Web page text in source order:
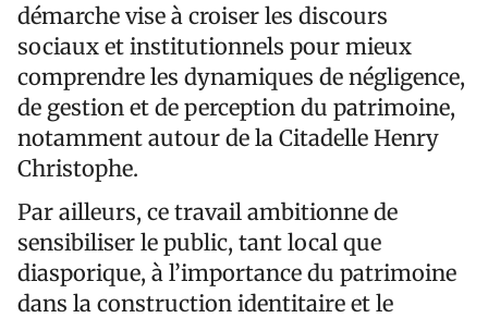
démarche vise à croiser les discours
sociaux et institutionnels pour mieux
comprendre les dynamiques de négligence,
de gestion et de perception du patrimoine,
notamment autour de la Citadelle Henry
Christophe.
Par ailleurs, ce travail ambitionne de
sensibiliser le public, tant local que
diasporique, à l’importance du patrimoine
dans la construction identitaire et le